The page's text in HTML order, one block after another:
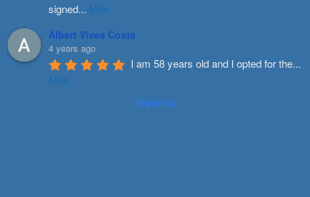
signed... Més
Albert Vives Costa
4 years ago
I am 58 years old and I opted for the...
Més
Següents